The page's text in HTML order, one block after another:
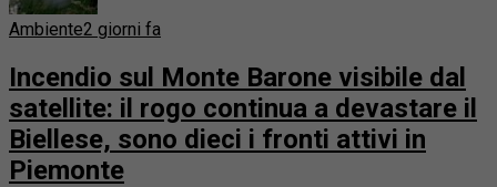
Ambiente2 giorni fa
Incendio sul Monte Barone visibile dal
satellite: il rogo continua a devastare il
Biellese, sono dieci i fronti attivi in
Piemonte